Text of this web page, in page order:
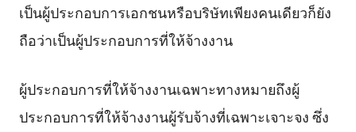
เป็นผู้ประกอบการเอกชนหรือบริษัทเพียงคนเดียวก็ยัง
ถือว่าเป็นผู้ประกอบการที่ให้จ้างงาน
ผู้ประกอบการที่ให้จ้างงานเฉพาะทางหมายถึงผู้
ประกอบการที่ให้จ้างงานผู้รับจ้างที่เฉพาะเจาะจง ซึ่ง